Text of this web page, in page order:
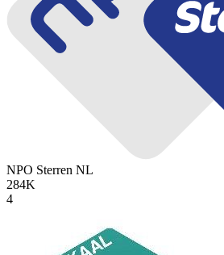
NPO Sterren NL
284K
4